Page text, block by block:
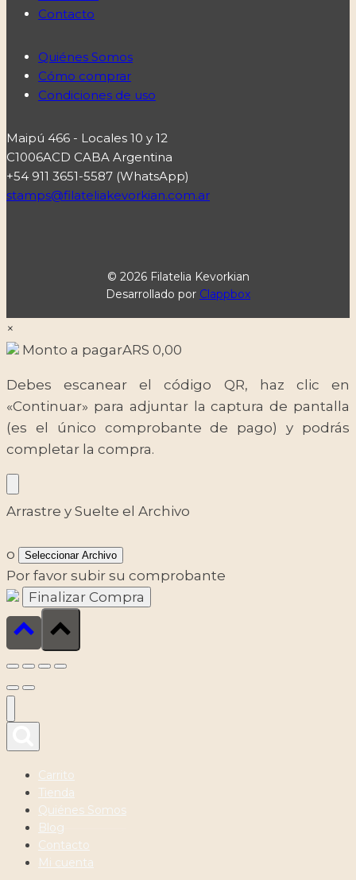
Contacto
Quiénes Somos
Cómo comprar
Condiciones de uso
Maipú 466 - Locales 10 y 12
C1006ACD CABA Argentina
+54 911 3651-5587 (WhatsApp)
stamps@filateliakevorkian.com.ar
© 2026 Filatelia Kevorkian
Desarrollado por Clappbox
×
Monto a pagarARS 0,00
Debes escanear el código QR, haz clic en
«Continuar» para adjuntar la captura de pantalla
(es el único comprobante de pago) y podrás
completar la compra.
Arrastre y Suelte el Archivo
o Seleccionar Archivo
Por favor subir su comprobante
Carrito
Tienda
Quiénes Somos
Blog
Contacto
Mi cuenta